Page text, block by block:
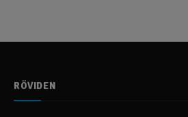
RÖVIDEN